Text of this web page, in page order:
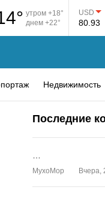
утром +18°
днем +22°
USD
80.93
Недвижимость
Последние
MyxoMop Вчера,